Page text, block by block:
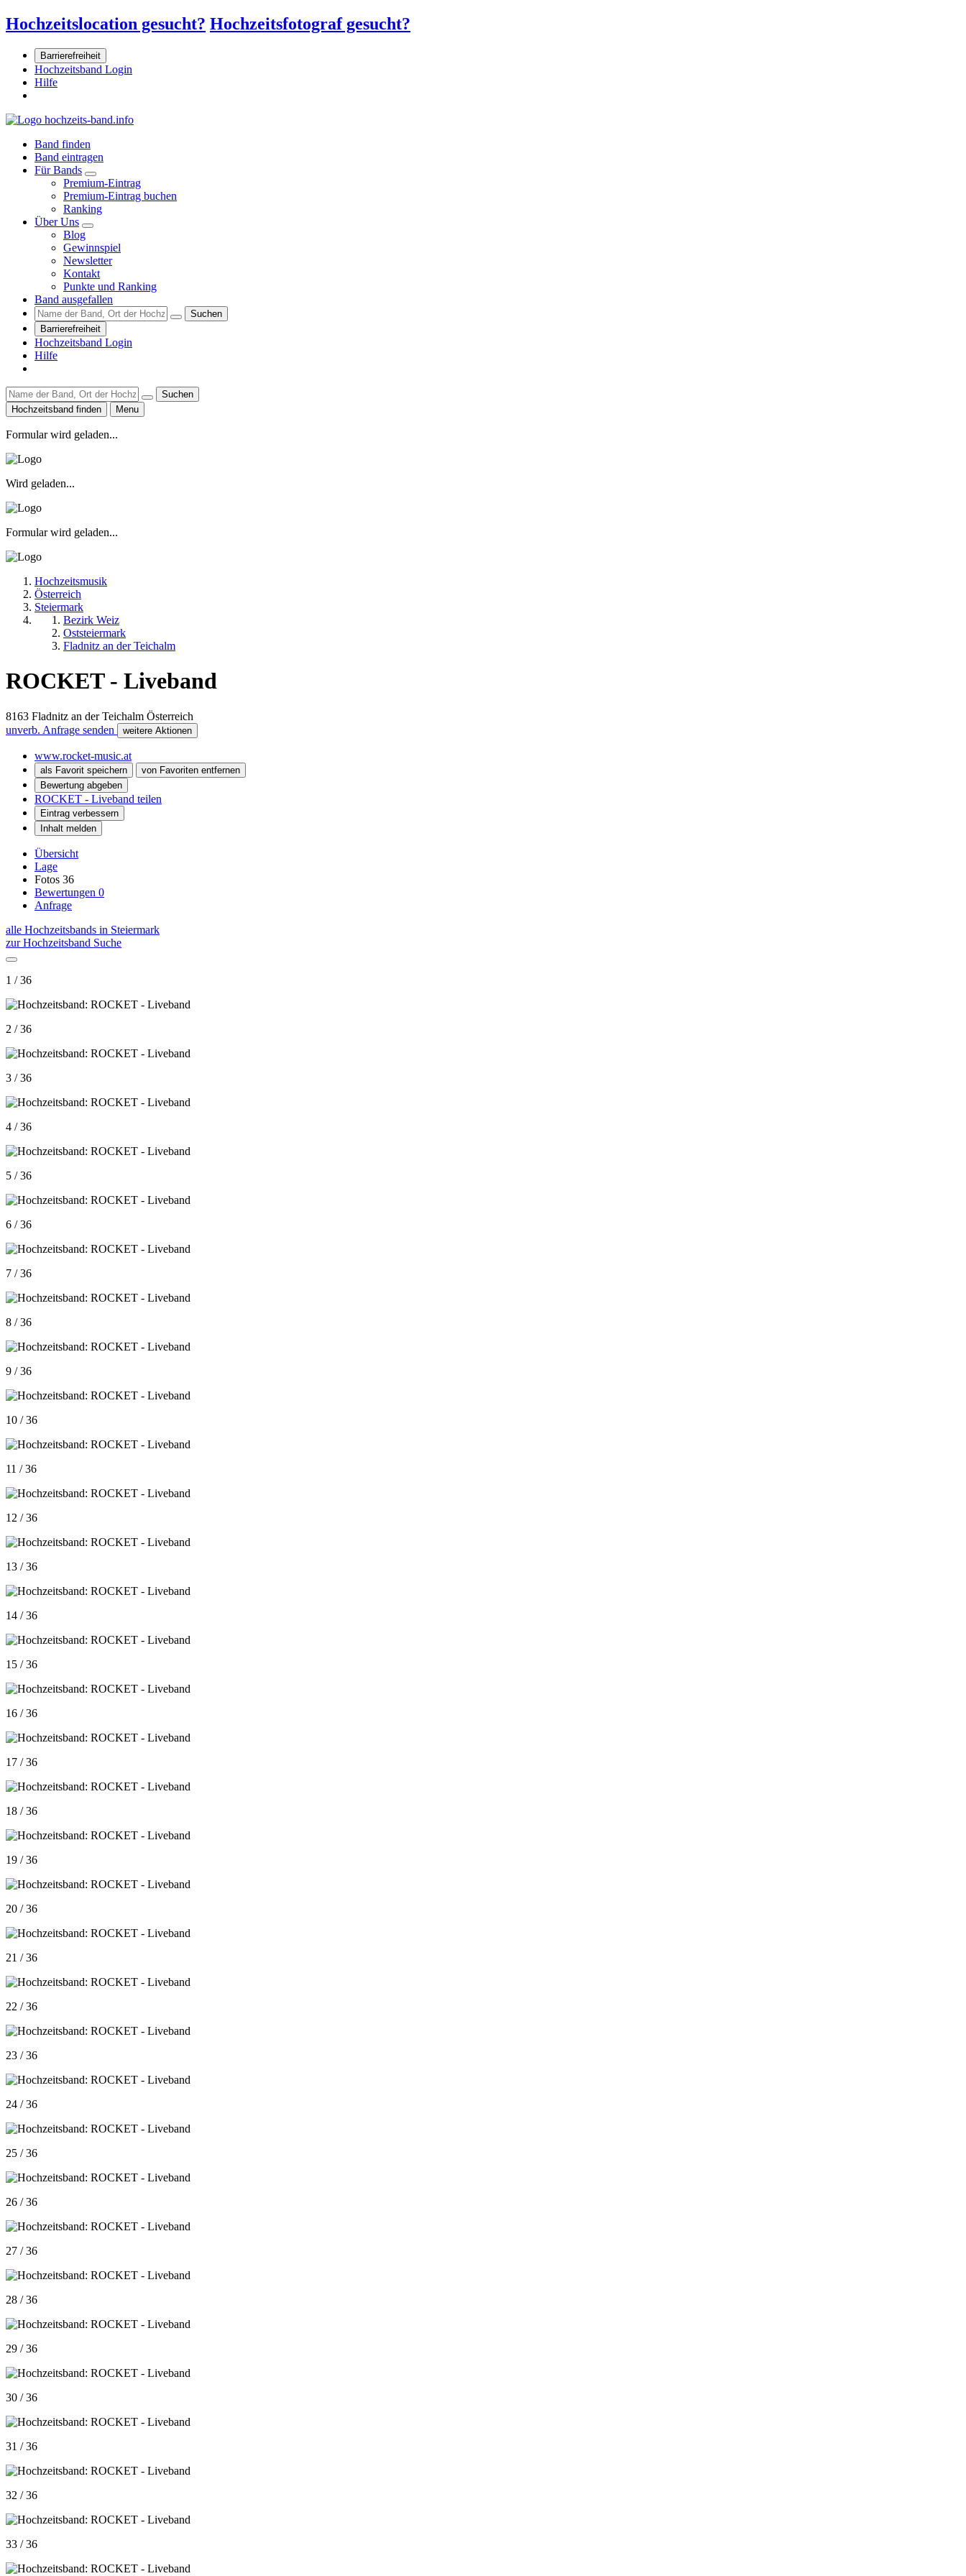
Hochzeitslocation gesucht? Hochzeitsfotograf gesucht?
Barrierefreiheit
Hochzeitsband Login
Hilfe
Band finden
Band eintragen
Für Bands
Premium-Eintrag
Premium-Eintrag buchen
Ranking
Über Uns
Blog
Gewinnspiel
Newsletter
Kontakt
Punkte und Ranking
Band ausgefallen
Suchen
Barrierefreiheit
Hochzeitsband Login
Hilfe
Suchen
Hochzeitsband finden
Menu
Formular wird geladen...
Wird geladen...
Formular wird geladen...
Hochzeitsmusik
Österreich
Steiermark
Bezirk Weiz
Oststeiermark
Fladnitz an der Teichalm
ROCKET - Liveband
8163 Fladnitz an der Teichalm Österreich
unverb. Anfrage senden
weitere Aktionen
www.rocket-music.at
als Favorit speichern
von Favoriten entfernen
Bewertung abgeben
ROCKET - Liveband teilen
Eintrag verbessern
Inhalt melden
Übersicht
Lage
Fotos 36
Bewertungen 0
Anfrage
alle Hochzeitsbands in Steiermark
zur Hochzeitsband Suche
1 / 36
2 / 36
3 / 36
4 / 36
5 / 36
6 / 36
7 / 36
8 / 36
9 / 36
10 / 36
11 / 36
12 / 36
13 / 36
14 / 36
15 / 36
16 / 36
17 / 36
18 / 36
19 / 36
20 / 36
21 / 36
22 / 36
23 / 36
24 / 36
25 / 36
26 / 36
27 / 36
28 / 36
29 / 36
30 / 36
31 / 36
32 / 36
33 / 36